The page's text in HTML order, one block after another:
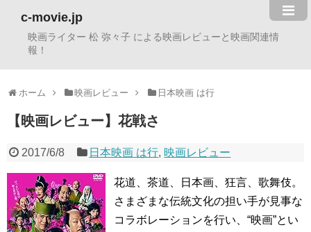
c-movie.jp
映画ライター 松 弥々子 による映画レビューと映画関連情
報！
ホーム 映画レビュー 日本映画 は行
【映画レビュー】花戦さ
2017/6/8 日本映画 は行, 映画レビュー
花道、茶道、日本画、狂言、歌舞伎。
さまざまな伝統文化の担い手が見事な
コラボレーションを行い、“映画”とい